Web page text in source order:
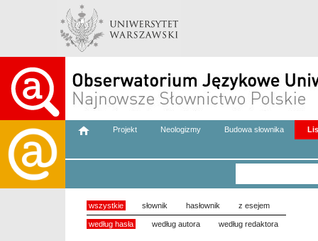
Projekt Neologizmy Budowa słownika
wszystkie słownik hasłownik z esejem
według hasła według autora według redaktora